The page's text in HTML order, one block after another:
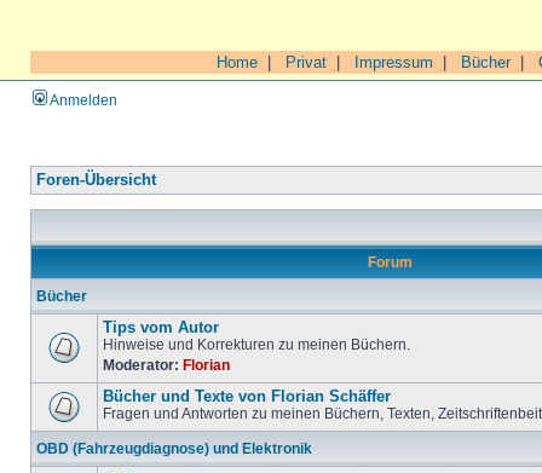
Home Privat Impressum Bücher|
Anmelden
Foren-Übersicht
Forum
Bücher
Tips vom Autor
Hinweise und Korrekturen zu meinen Büchern.
Moderator: Florian
Bücher und Texte von Florian Schäffer
Fragen und Antworten zu meinen Büchern, Texten,
OBD (Fahrzeugdiagnose) und Elektronik